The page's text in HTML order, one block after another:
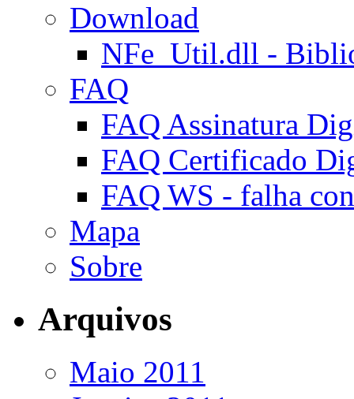
Download
NFe_Util.dll -
FAQ
FAQ Assinatura
FAQ Certificado
FAQ WS - falha
Mapa
Sobre
Arquivos
Maio 2011